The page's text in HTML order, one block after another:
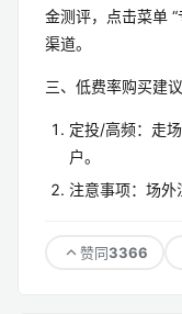
金测评，点击菜单
渠道。
三、低费率购买建议
定投/高频：走
户。
注意事项：场外
赞同3366